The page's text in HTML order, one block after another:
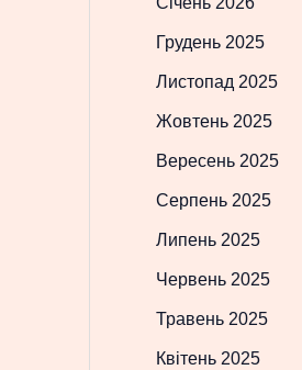
Грудень 2025
Листопад 2025
Жовтень 2025
Вересень 2025
Серпень 2025
Липень 2025
Червень 2025
Травень 2025
Квітень 2025